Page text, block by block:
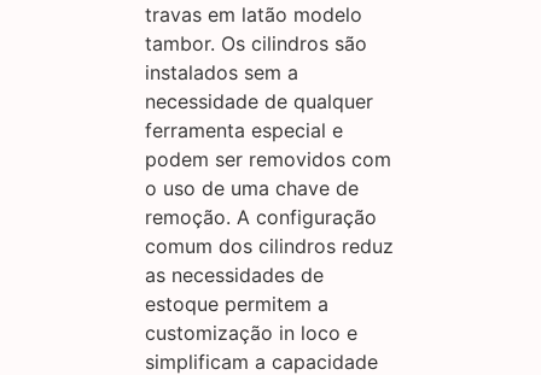
travas em latão modelo
tambor. Os cilindros são
instalados sem a
necessidade de qualquer
ferramenta especial e
podem ser removidos com
o uso de uma chave de
remoção. A configuração
comum dos cilindros reduz
as necessidades de
estoque permitem a
customização in loco e
simplificam a capacidade